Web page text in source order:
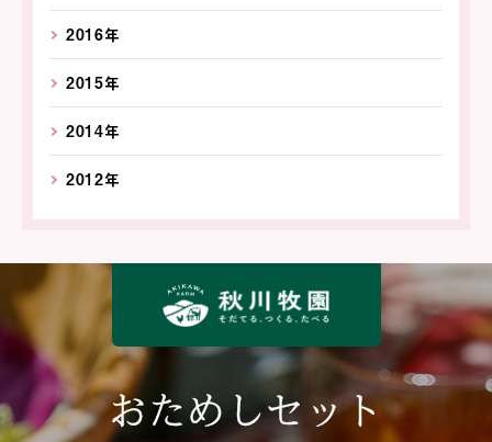
2016年
2015年
2014年
2012年
おためしセット